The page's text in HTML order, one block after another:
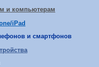
и компьютерам
iPad
и смартфонов